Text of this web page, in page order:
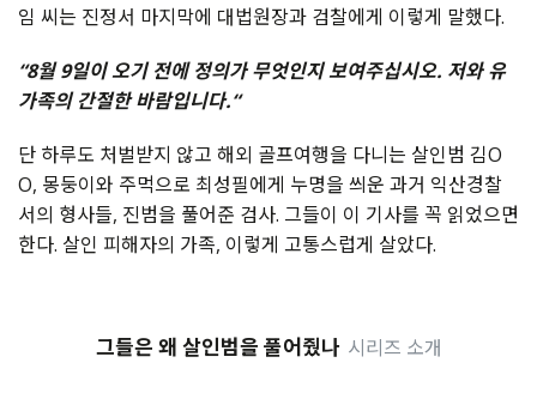
임 씨는 진정서 마지막에 대법원장과 검찰에게 이렇게 말했다.
“8월9일이오기 전에 정의가 무엇인지보여주십시오. 저와 유
가족의 간절한 바람입니다.“
단 하루도 처벌받지 않고 해외 골프여행을 다니는 살인범 김O
O, 몽둥이와 주먹으로 최성필에게 누명을 씌운 과거 익산경찰
서의 형사들, 진범을 풀어준 검사. 그들이 이 기사를 꼭 읽었으면
한다. 살인 피해자의 가족, 이렇게 고통스럽게 살았다.
그들은 왜 살인범을 풀어줬나 시리즈 소개